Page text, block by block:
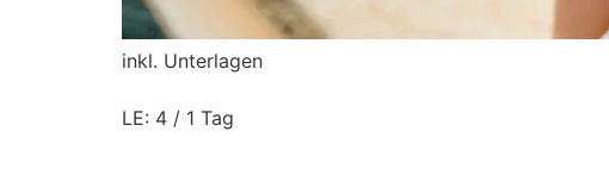
inkl. Unterlagen
LE: 4 / 1 Tag